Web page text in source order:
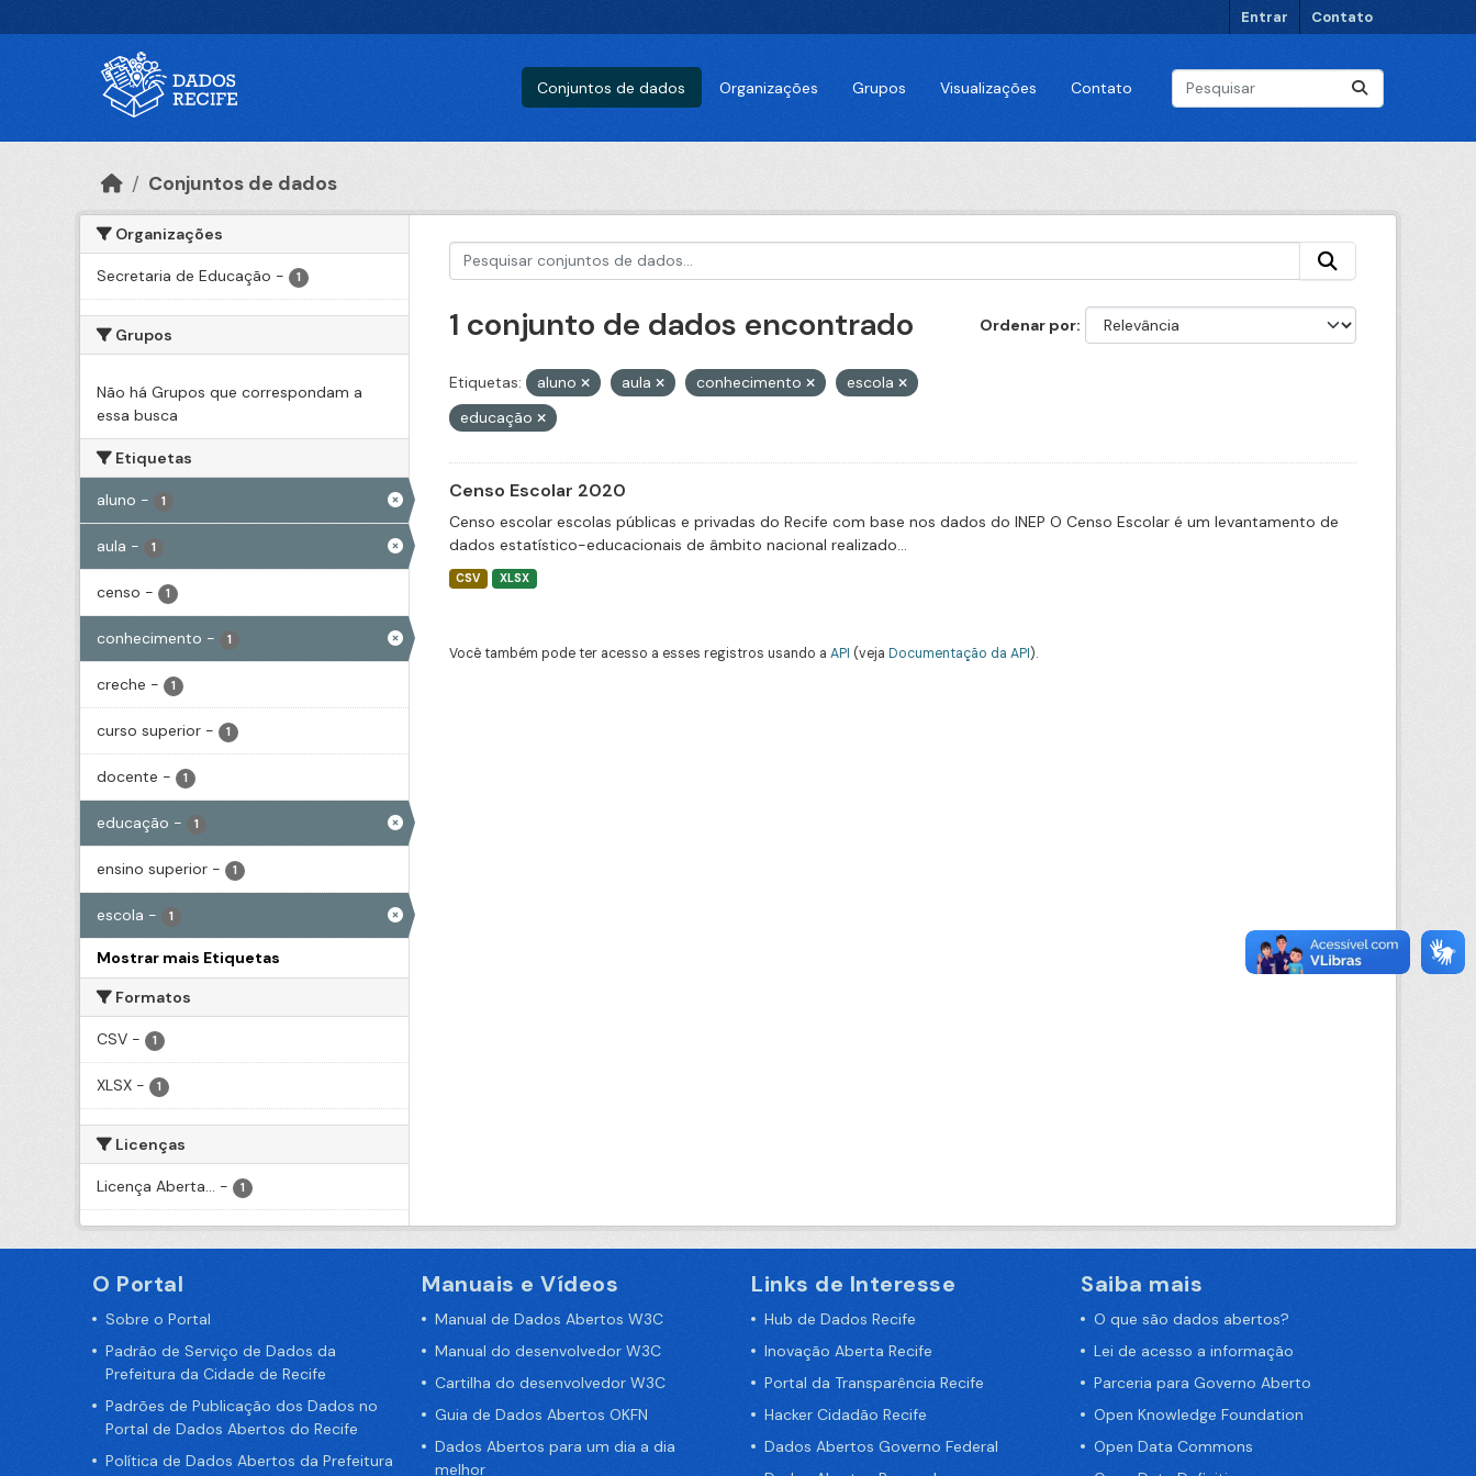
Entrar Contato
Conjuntos de dados Organizações Grupos Visualizações Contato
Conjuntos de dados
Organizações
Secretaria de Educação - 1
Grupos
Não há Grupos que correspondam a
essa busca
Etiquetas
aluno - 1
aula - 1
censo - 1
conhecimento - 1
creche - 1
curso superior - 1
docente - 1
educação - 1
ensino superior - 1
escola - 1
Mostrar mais Etiquetas
Formatos
CSV - 1
XLSX - 1
Licenças
Licença Aberta... - 1
Ordenar por
1 conjunto de dados encontrado
Etiquetas: aluno aula conhecimento
escola
educação
Censo Escolar 2020
Censo escolar escolas públicas e privadas do Recife com base nos dados do INEP O Censo Escolar é um levantamento de
dados estatístico-educacionais de âmbito nacional realizado...
CSV XLSX
Você também pode ter acesso a esses registros usando a API (veja Documentação da API).
O Portal
Sobre o Portal
Padrão de Serviço de Dados da
Prefeitura da Cidade de Recife
Padrões de Publicação dos Dados no
Portal de Dados Abertos do Recife
Política de Dados Abertos da Prefeitura
Manuais e Vídeos
Manual de Dados Abertos W3C
Manual do desenvolvedor W3C
Cartilha do desenvolvedor W3C
Guia de Dados Abertos OKFN
Dados Abertos para um dia a dia
melhor
Links de Interesse
Hub de Dados Recife
Inovação Aberta Recife
Portal da Transparência Recife
Hacker Cidadão Recife
Dados Abertos Governo Federal
Saiba mais
O que são dados abertos?
Lei de acesso a informação
Parceria para Governo Aberto
Open Knowledge Foundation
Open Data Commons